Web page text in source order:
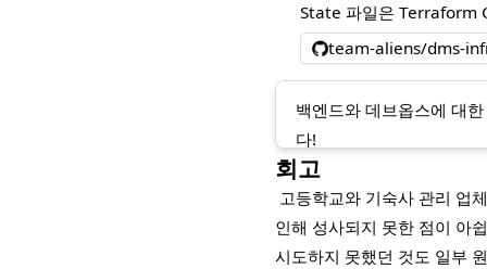
State 파일은 Terraform
team-aliens/dms-
백엔드와 데브옵스에 대
다!
회고
고등학교와 기숙사 관리 업
인해 성사되지 못한 점이 아
시도하지 못했던 것도 일부